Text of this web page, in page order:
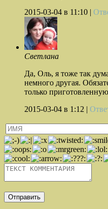
2015-03-04 в 11:10 |
Светлана
Да, Оль, я тоже так
немного другая.
только
2015-03-04 в 1:12 |